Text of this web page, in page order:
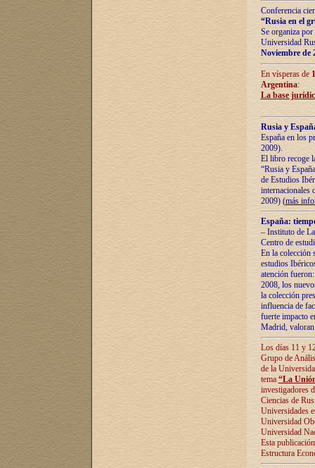
Conferencia
“Rusia en el
Se organiza
Universidad
Noviembre de
En vísperas de
Argentina:
La base
Rusia y
España en los
2009).
El libro recoge
“Rusia y
de Estudios
internacionales
2009) (más
España:
– Instituto de
Centro de
En la colección
estudios
atención
2008, los
la colección
influencia de
fuerte impacto
Madrid,
Los días 11 y
Grupo de
de la
tema “La
investigadores
Ciencias de
Universidades
Universidad
Universidad
Esta
Estructura